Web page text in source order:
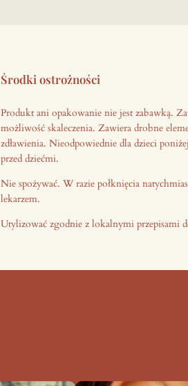
Środki ostrożności
Produkt ani opakowanie nie jest zabawką.
możliwość skaleczenia. Zawiera drobne
zdławienia. Nieodpowiednie dla dzieci
przed dziećmi.
Nie spożywać. W razie połknięcia
lekarzem.
Utylizować zgodnie z lokalnymi przepisami